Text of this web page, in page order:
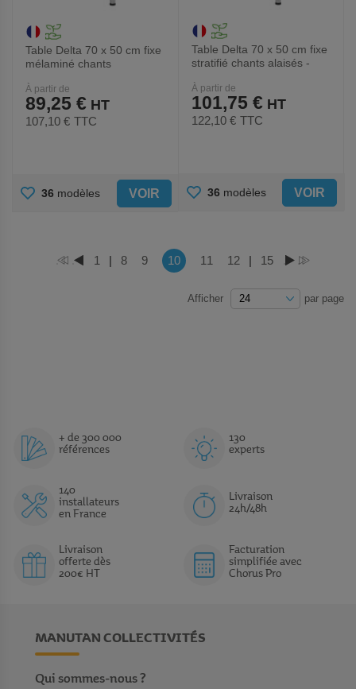
Table Delta 70 x 50 cm fixe
mélaminé chants
À partir de
89,25 €
107,10 € TTC
AJOUTER
36 modèles VOIR
Table Delta 70 x 50 cm fixe
stratifié chants alaisés -
À partir de
101,75 €
122,10 € TTC
AJOUTER
36 modèles VOIR
Page
Page
1 | Page
8 Page
9 Vous lisez actuellement la page
10 Page
11 Page
12 | Page
15
Afficher par page
+ de 300 000
références
130
experts
140
installateurs
en France
Livraison
24h/48h
Livraison
offerte dès
200€ HT
Facturation
simplifiée avec
Chorus Pro
MANUTAN COLLECTIVITÉS
Qui sommes-nous ?